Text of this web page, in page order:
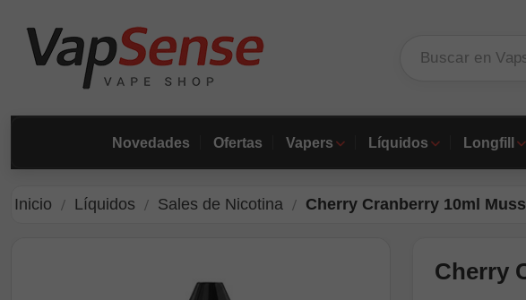
Novedades Ofertas Vapers Líquidos Longfill
Inicio Líquidos Sales de Nicotina Cherry Cranberry 10ml
Cherry